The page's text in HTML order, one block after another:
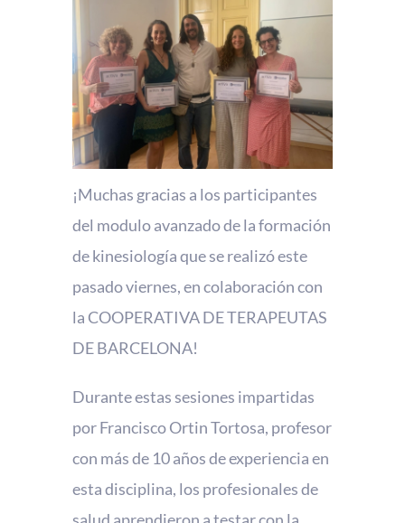
¡Muchas gracias a los participantes
del modulo avanzado de la formación
de kinesiología que se realizó este
pasado viernes, en colaboración con
la COOPERATIVA DE TERAPEUTAS
DE BARCELONA!
Durante estas sesiones impartidas
por Francisco Ortin Tortosa, profesor
con más de 10 años de experiencia en
esta disciplina, los profesionales de